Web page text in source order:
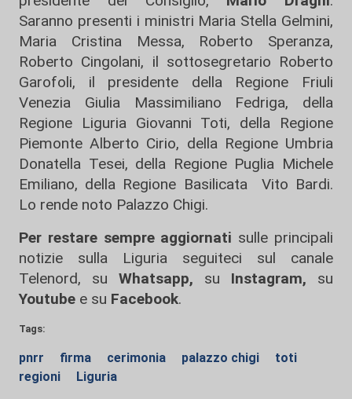
Saranno presenti i ministri Maria Stella Gelmini,
Maria Cristina Messa, Roberto Speranza,
Roberto Cingolani, il sottosegretario Roberto
Garofoli, il presidente della Regione Friuli
Venezia Giulia Massimiliano Fedriga, della
Regione Liguria Giovanni Toti, della Regione
Piemonte Alberto Cirio, della Regione Umbria
Donatella Tesei, della Regione Puglia Michele
Emiliano, della Regione Basilicata Vito Bardi.
Lo rende noto Palazzo Chigi.
Per restare sempre aggiornati sulle principali
notizie sulla Liguria seguiteci sul canale
Telenord, su
Whatsapp, su Instagram, su
Youtube e su Facebook.
Tags:
pnrr firma cerimonia palazzo chigi
toti
regioni
Liguria